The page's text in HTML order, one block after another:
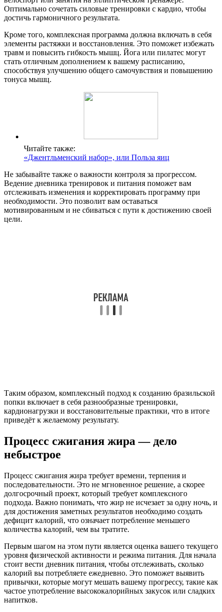
Оптимально сочетать силовые тренировки с кардио, чтобы
достичь гармоничного результата.
Кроме того, комплексная программа должна включать в себя
элементы растяжки и восстановления. Это поможет избежать
травм и повысить гибкость мышц. Йога или пилатес могут
стать отличным дополнением к вашему расписанию,
способствуя улучшению общего самочувствия и повышению
тонуса мышц.
Читайте также:
«Джентльменский набор», или Польза яиц
Не забывайте также о важности контроля за прогрессом.
Ведение дневника тренировок и питания поможет вам
отслеживать изменения и корректировать программу при
необходимости. Это позволит вам оставаться
мотивированным и не сбиваться с пути к достижению своей
цели.
Таким образом, комплексный подход к созданию бразильской
попки включает в себя разнообразные тренировки,
кардионагрузки и восстановительные практики, что в итоге
приведёт к желаемому результату.
Процесс сжигания жира — дело
небыстрое
Процесс сжигания жира требует времени, терпения и
последовательности. Это не мгновенное решение, а скорее
долгосрочный проект, который требует комплексного
подхода. Важно понимать, что жир не исчезает за одну ночь, и
для достижения заметных результатов необходимо создать
дефицит калорий, что означает потребление меньшего
количества калорий, чем вы тратите.
Первым шагом на этом пути является оценка вашего текущего
уровня физической активности и режима питания. Для начала
стоит вести дневник питания, чтобы отслеживать, сколько
калорий вы потребляете ежедневно. Это поможет выявить
привычки, которые могут мешать вашему прогрессу, такие как
частое употребление высококалорийных закусок или сладких
напитков.